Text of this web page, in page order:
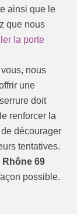
ainsi que le
que nous
la porte
nous
une
doit
renforcer la
décourager
tentatives.
69
possible.